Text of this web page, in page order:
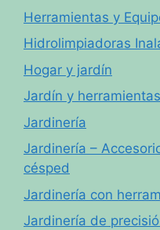
Herramientas y
Hidrolimpiadoras
Hogar y jardín
Jardín y
Jardinería
Jardinería –
césped
Jardinería con
Jardinería de